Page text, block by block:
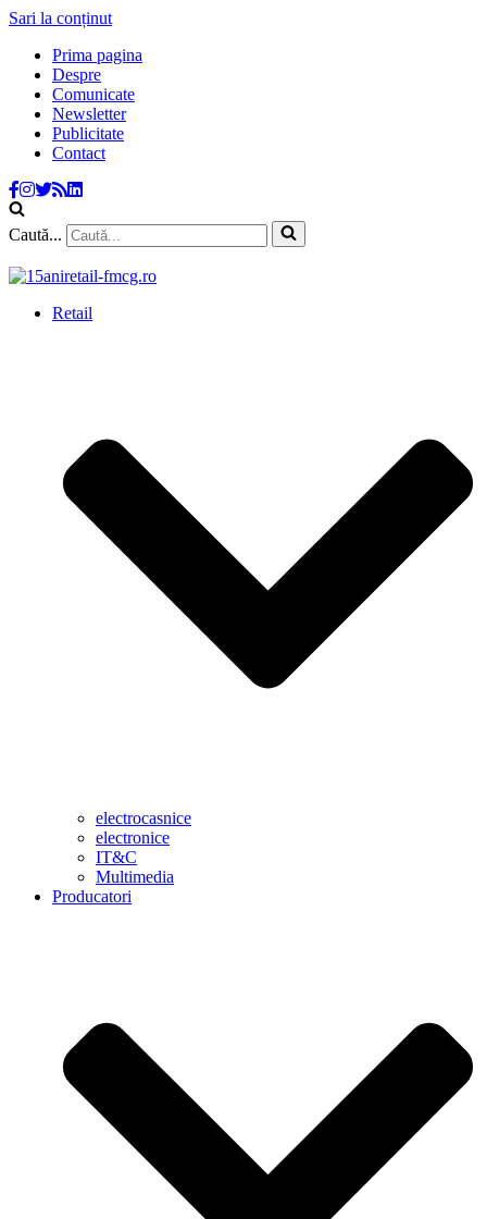
Sari la conținut
Prima pagina
Despre
Comunicate
Newsletter
Publicitate
Contact
Caută...
Retail
electrocasnice
electronice
IT&C
Multimedia
Producatori